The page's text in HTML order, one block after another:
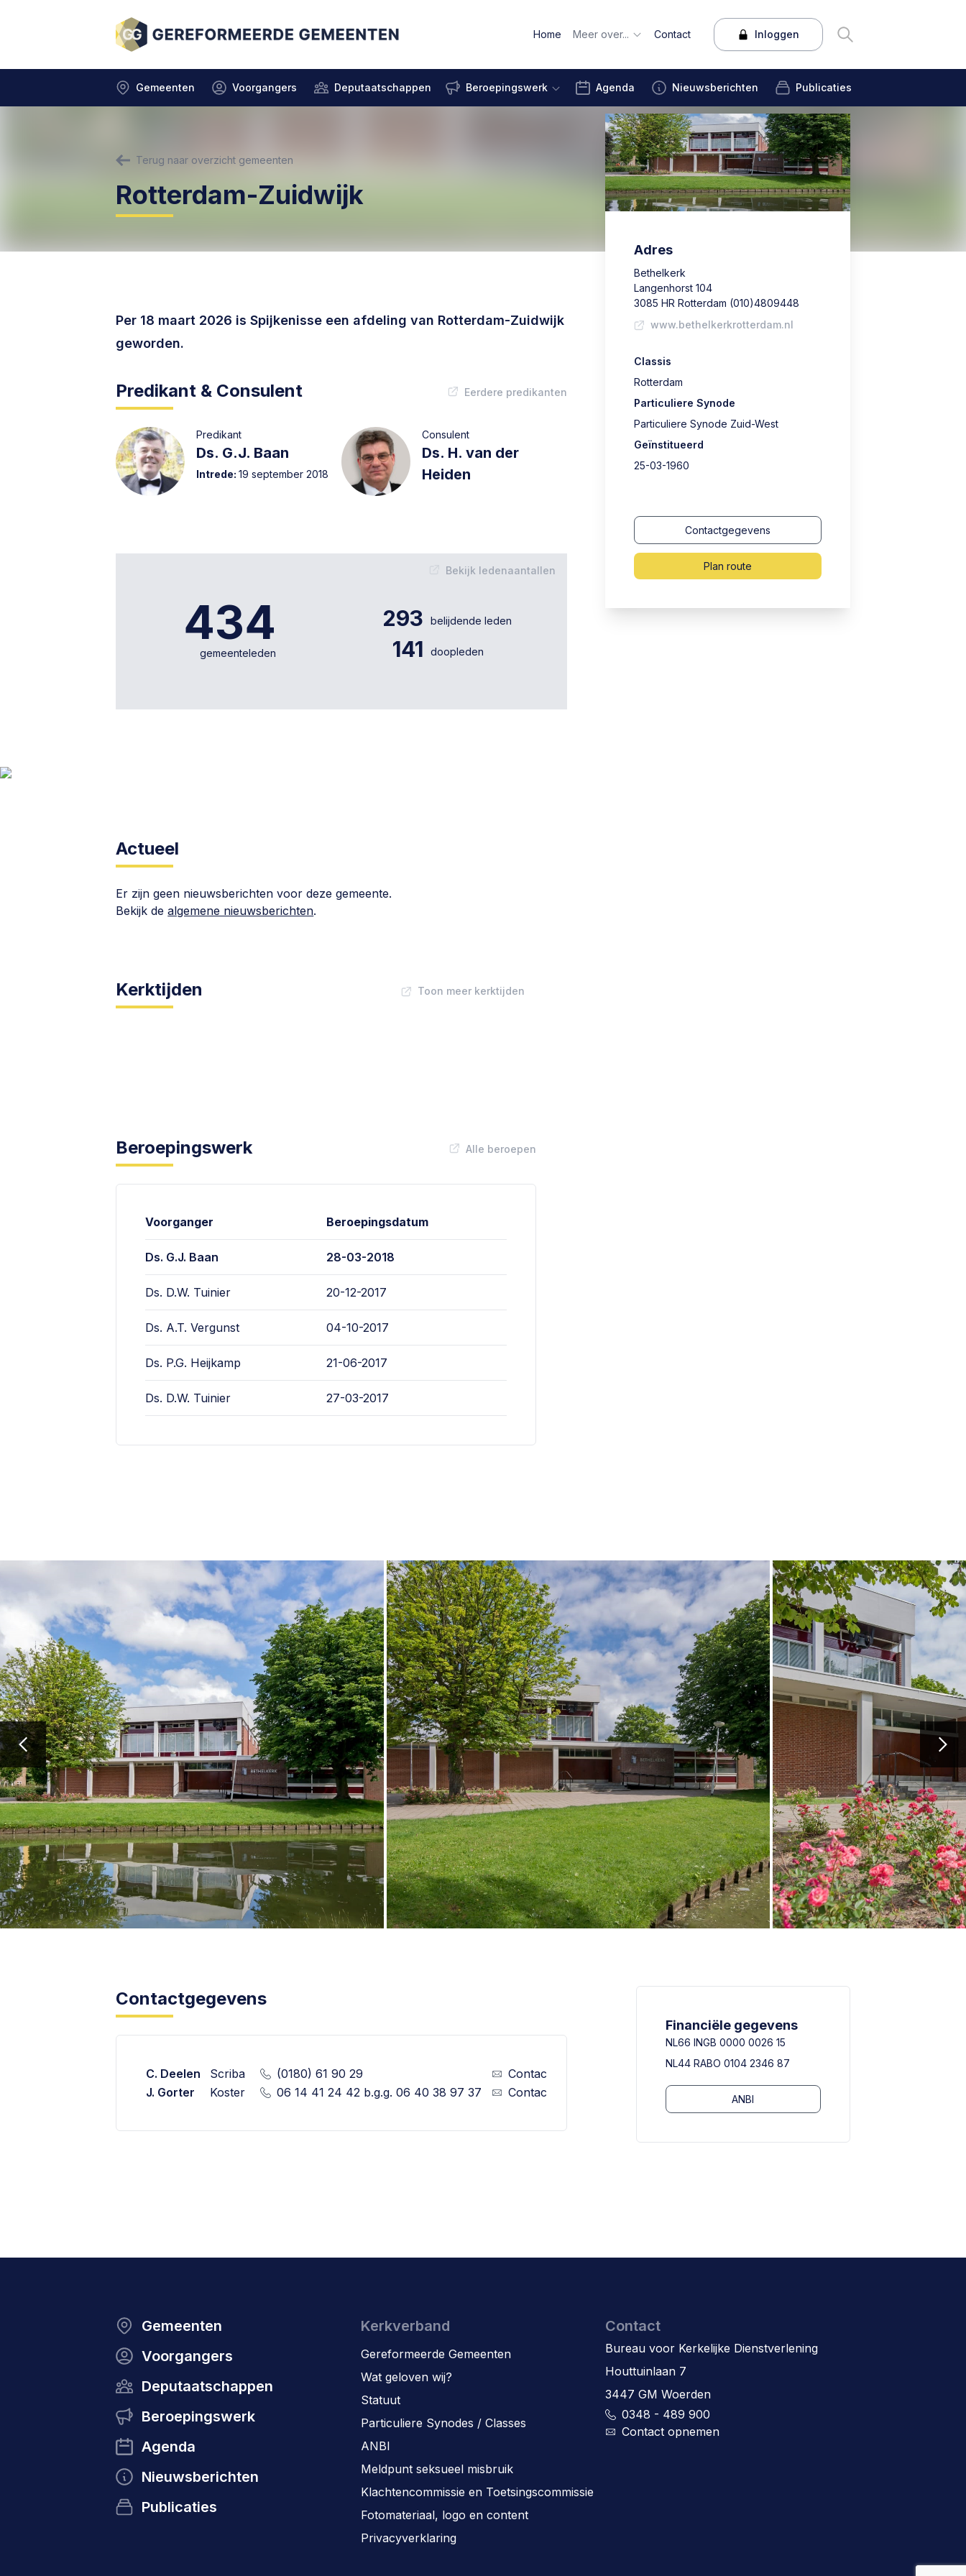
Home Meer over... Contact Inloggen
Gemeenten Voorgangers Deputaatschappen Beroepingswerk Agenda Nieuwsberichten Publicaties
Terug naar overzicht gemeenten
Rotterdam-Zuidwijk
Adres
Bethelkerk
Langenhorst 104
3085 HR Rotterdam (010)4809448
www.bethelkerkrotterdam.nl
Classis
Rotterdam
Particuliere Synode
Particuliere Synode Zuid-West
Geïnstitueerd
25-03-1960
Contactgegevens
Plan route
Per 18 maart 2026 is Spijkenisse een afdeling van Rotterdam-Zuidwijk
geworden.
Predikant & Consulent Eerdere predikanten
Predikant
Ds. G.J. Baan
Intrede:19 september 2018
Consulent
Ds. H. van der
Heiden
Bekijk ledenaantallen
434
gemeenteleden
293 belijdende leden
141 doopleden
Actueel
Er zijn geen nieuwsberichten voor deze gemeente.
Bekijk dealgemene nieuwsberichten.
Kerktijden Toon meer kerktijden
Beroepingswerk Alle beroepen
Voorganger Beroepingsdatum
Ds. G.J. Baan 28-03-2018
Ds. D.W. Tuinier 20-12-2017
Ds. A.T. Vergunst 04-10-2017
Ds. P.G. Heijkamp 21-06-2017
Ds. D.W. Tuinier 27-03-2017
Contactgegevens
C. Deelen Scriba (0180) 61 90 29
Contact opnemen
J. Gorter
Koster 06 14 41 24 42 b.g.g. 06 40 38 97 37 Contact opnemen
Financiële gegevens
NL66 INGB 0000 0026 15
NL44 RABO 0104 2346 87
ANBI
Gemeenten
Voorgangers
Deputaatschappen
Beroepingswerk
Agenda
Nieuwsberichten
Publicaties
Kerkverband
Gereformeerde Gemeenten
Wat geloven wij?
Statuut
Particuliere Synodes / Classes
ANBI
Meldpunt seksueel misbruik
Klachtencommissie en Toetsingscommissie
Fotomateriaal, logo en content
Privacyverklaring
Contact
Bureau voor Kerkelijke Dienstverlening
Houttuinlaan 7
3447 GM Woerden
0348 - 489 900
Contact opnemen